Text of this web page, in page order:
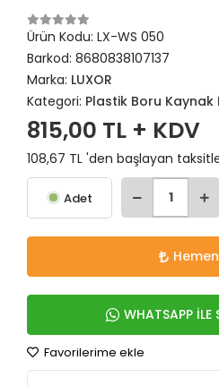
Ürün Kodu: LX-WS 050
Barkod: 8680838107137
Marka: LUXOR
Kategori: Plastik Boru Kaynak
815,00 TL + KDV
108,67 TL 'den başlayan
Adet
WHATSAPP İLE
Favorilerime ekle